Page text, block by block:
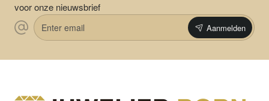
voor onze nieuwsbrief
Enter
email
Aanmelden